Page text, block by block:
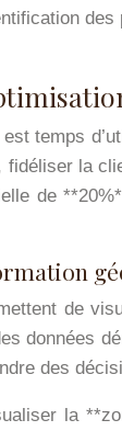
temps
la
de
de
données
des
la